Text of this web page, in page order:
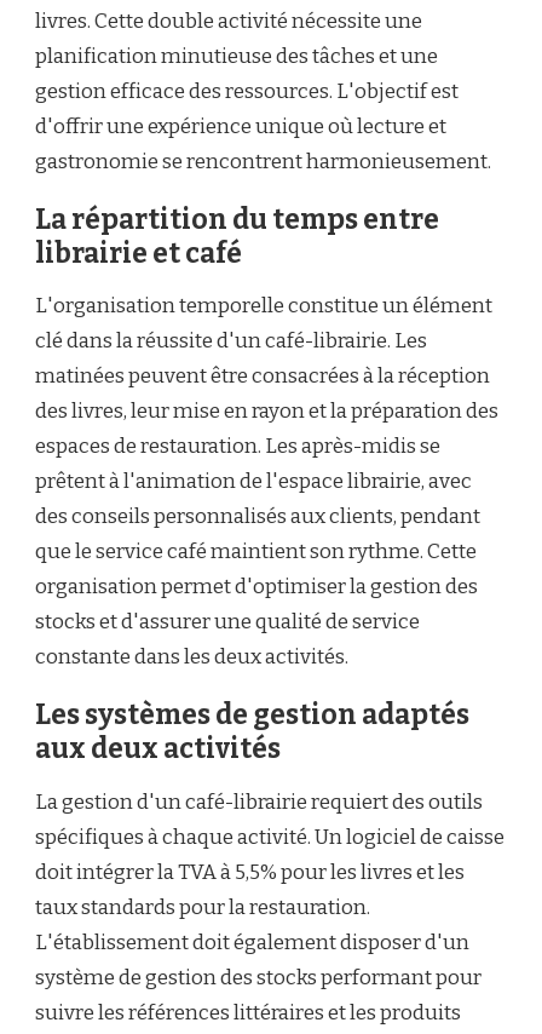
livres. Cette double activité nécessite une
planification minutieuse des tâches et une
gestion efficace des ressources. L'objectif est
d'offrir une expérience unique où lecture et
gastronomie se rencontrent harmonieusement.
La répartition du temps entre
librairie et café
L'organisation temporelle constitue un élément
clé dans la réussite d'un café-librairie. Les
matinées peuvent être consacrées à la réception
des livres, leur mise en rayon et la préparation des
espaces de restauration. Les après-midis se
prêtent à l'animation de l'espace librairie, avec
des conseils personnalisés aux clients, pendant
que le service café maintient son rythme. Cette
organisation permet d'optimiser la gestion des
stocks et d'assurer une qualité de service
constante dans les deux activités.
Les systèmes de gestion adaptés
aux deux activités
La gestion d'un café-librairie requiert des outils
spécifiques à chaque activité. Un logiciel de caisse
doit intégrer la TVA à 5,5% pour les livres et les
taux standards pour la restauration.
L'établissement doit également disposer d'un
système de gestion des stocks performant pour
suivre les références littéraires et les produits